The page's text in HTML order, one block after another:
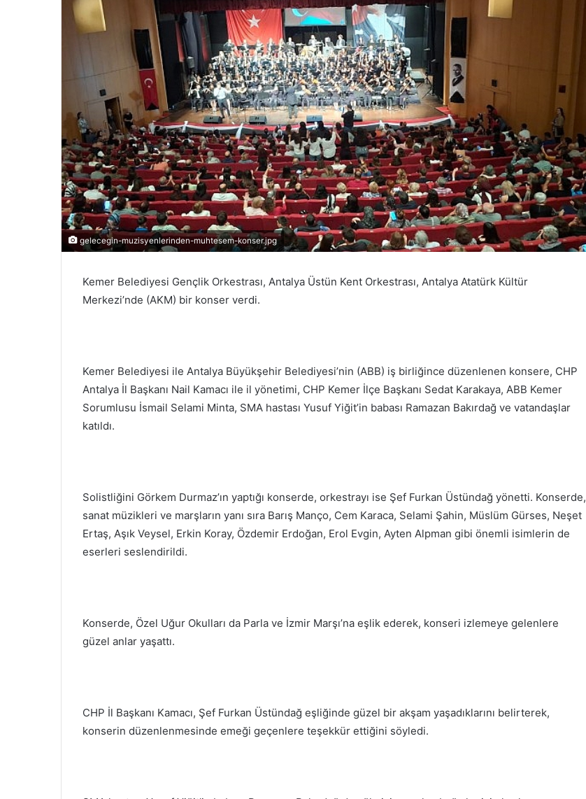
gelecegin-muzisyenlerinden-muhtesem-konser.jpg
Kemer Belediyesi Gençlik Orkestrası, Antalya Üstün Kent Orkestrası, Antalya Atatürk Kültür
Merkezi’nde (AKM) bir konser verdi.
Kemer Belediyesi ile Antalya Büyükşehir Belediyesi’nin (ABB) iş birliğince düzenlenen konsere, CHP
Antalya İl Başkanı Nail Kamacı ile il yönetimi, CHP Kemer İlçe Başkanı Sedat Karakaya, ABB Kemer
Sorumlusu İsmail Selami Minta, SMA hastası Yusuf Yiğit’in babası Ramazan Bakırdağ ve vatandaşlar
katıldı.
Solistliğini Görkem Durmaz’ın yaptığı konserde, orkestrayı ise Şef Furkan Üstündağ yönetti. Konserde,
sanat müzikleri ve marşların yanı sıra Barış Manço, Cem Karaca, Selami Şahin, Müslüm Gürses, Neşet
Ertaş, Aşık Veysel, Erkin Koray, Özdemir Erdoğan, Erol Evgin, Ayten Alpman gibi önemli isimlerin de
eserleri seslendirildi.
Konserde, Özel Uğur Okulları da Parla ve İzmir Marşı’na eşlik ederek, konseri izlemeye gelenlere
güzel anlar yaşattı.
CHP İl Başkanı Kamacı, Şef Furkan Üstündağ eşliğinde güzel bir akşam yaşadıklarını belirterek,
konserin düzenlenmesinde emeği geçenlere teşekkür ettiğini söyledi.